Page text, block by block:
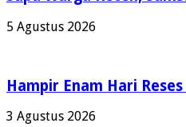
5 Agustus 2026
Hampir Enam Hari
3 Agustus 2026